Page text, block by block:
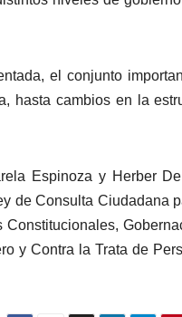
el conjunto
hasta cambios en la
Espinoza y Herber
de Consulta Ciudadana
y Contra la Trata de